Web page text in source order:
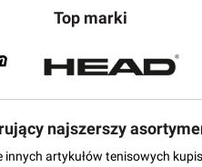
Top marki
najszerszy
artykułów tenisowych